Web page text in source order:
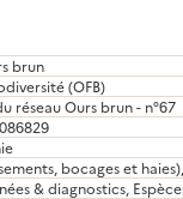
brun
(OFB)
réseau Ours brun - n°67
bocages et
& diagnostics,